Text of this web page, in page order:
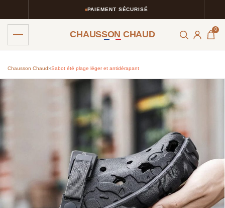
PAIEMENT SÉCURISÉ
CHAUSSON CHAUD 0
Chausson Chaud››Sabot été plage léger et antidérapant